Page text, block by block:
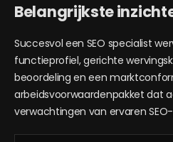
Belangrijkste
Succesvol een SEO specialist
functieprofiel, gerichte
beoordeling en een
arbeidsvoorwaardenpakket dat
verwachtingen van ervaren